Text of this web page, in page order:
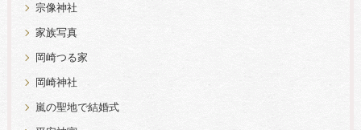
宗像神社
家族写真
岡崎つる家
岡崎神社
嵐の聖地で結婚式